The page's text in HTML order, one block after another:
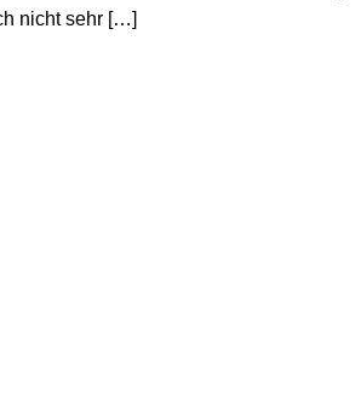
nicht sehr […]